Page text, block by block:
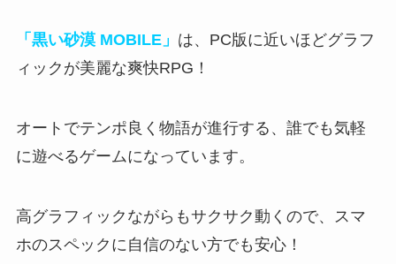
「黒い砂漠 MOBILE」 は、PC版に近いほどグラフ
ィックが美麗な爽快RPG！
オートでテンポ良く物語が進行する、誰でも気軽
に遊べるゲームになっています。
高グラフィックながらもサクサク動く ので、スマ
ホのスペックに自信のない方でも安心！